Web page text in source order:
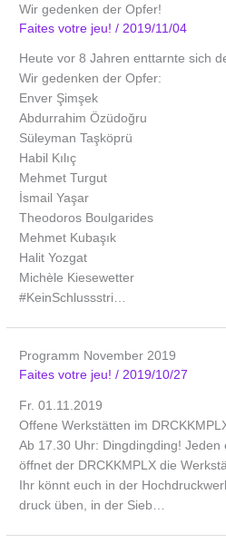
Wir gedenken der Opfer!
Faites votre jeu!/ 2019/11/04
Heute vor 8 Jahren enttarnte sich
Wir gedenken der Opfer:
Enver Şimşek
Abdurrahim Özüdoğru
Süleyman Taşköprü
Habil Kılıç
Mehmet Turgut
İsmail Yaşar
Theodoros Boulgarides
Mehmet Kubaşık
Halit Yozgat
Michèle Kiesewetter
#KeinSchlussstri…
Programm November 2019
Faites votre jeu!/2019/10/27
Fr. 01.11.2019
Offene Werkstätten im
Ab 17.30 Uhr: Dingdingding!
öffnet der DRCKKMPLX die
Ihr könnt euch in der
druck üben, in der Sieb…